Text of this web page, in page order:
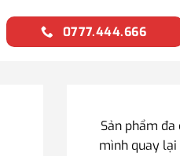
0777.444.666
Sản phẩm
mình quay lại